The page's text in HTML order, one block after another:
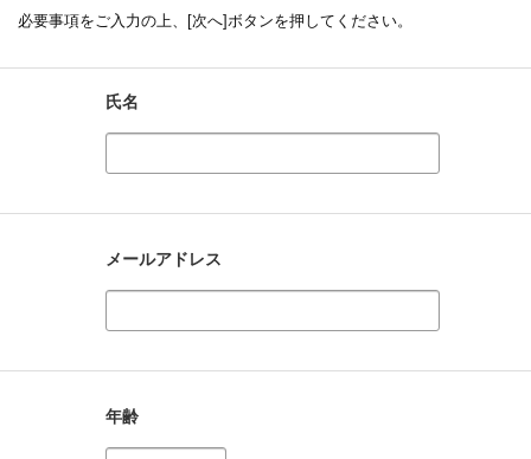
必要事項をご入力の上、[次へ]ボタンを押してください。
氏名
メールアドレス
年齢